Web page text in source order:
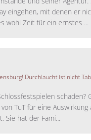
eingehen, mit denen er
wohl Zeit für ein ernstes ...
Durchlaucht ist nicht
schaden?
TuT für eine Auswirkung
Sie hat der Fami...